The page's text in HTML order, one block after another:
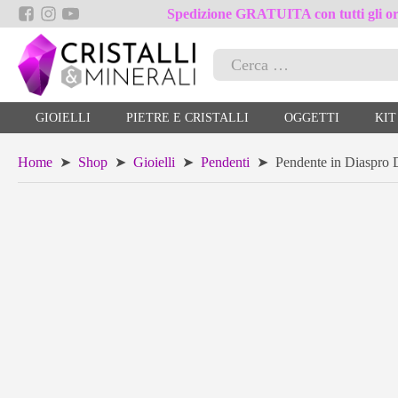
Spedizione GRATUITA con tutti gli
Ricerca
GIOIELLI PIETRE E CRISTALLI OGGETTI KIT
Home ➤ Shop ➤ Gioielli ➤ Pendenti ➤ Pendente in Diaspro